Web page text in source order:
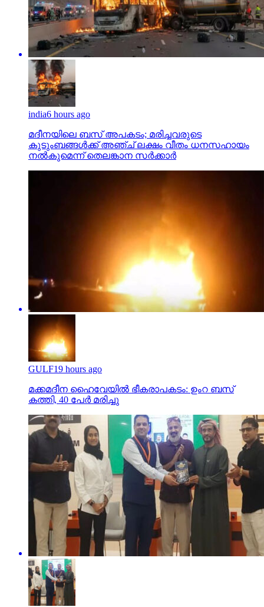
india6 hours ago
മദീനയിലെ ബസ് അപകടം; മരിച്ചവരുടെ
കുടുംബങ്ങള്‍ക്ക് അഞ്ച് ലക്ഷം വീതം ധനസഹായം
നല്‍കുമെന്ന് തെലങ്കാന സര്‍ക്കാര്‍
GULF19 hours ago
മക്കമദീന ഹൈവേയില്‍ ഭീകരാപകടം: ഉംറ ബസ്
കത്തി, 40 പേര്‍ മരിച്ചു